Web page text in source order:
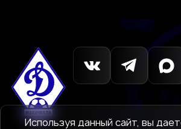
Используя данный сайт, вы